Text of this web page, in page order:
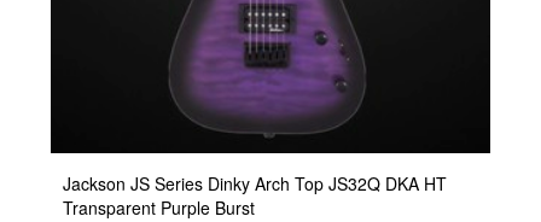
Jackson JS Series Dinky Arch Top JS32Q DKA HT
Transparent Purple Burst